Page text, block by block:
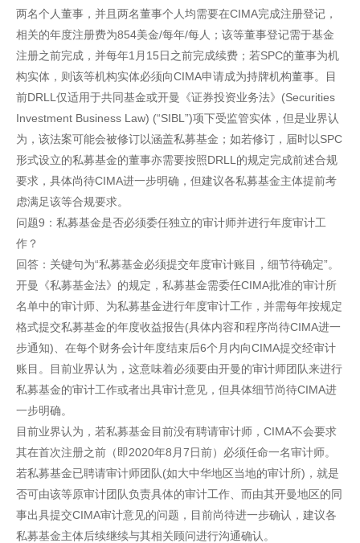
两名个人董事，并且两名董事个人均需要在CIMA完成注册登记，
相关的年度注册费为854美金/每年/每人；该等董事登记需于基金
注册之前完成，并每年1月15日之前完成续费；若SPC的董事为机
构实体，则该等机构实体必须向CIMA申请成为持牌机构董事。目
前DRLL仅适用于共同基金或开曼《证券投资业务法》(Securities
Investment Business Law) (“SIBL”)项下受监管实体，但是业界认
为，该法案可能会被修订以涵盖私募基金；如若修订，届时以SPC
形式设立的私募基金的董事亦需要按照DRLL的规定完成前述合规
要求，具体尚待CIMA进一步明确，但建议各私募基金主体提前考
虑满足该等合规要求。
问题9：私募基金是否必须委任独立的审计师并进行年度审计工
作？
回答：关键句为“私募基金必须提交年度审计账目，细节待确定”。
开曼《私募基金法》的规定，私募基金需委任CIMA批准的审计所
名单中的审计师、为私募基金进行年度审计工作，并需每年按规定
格式提交私募基金的年度收益报告(具体内容和程序尚待CIMA进一
步通知)、在每个财务会计年度结束后6个月内向CIMA提交经审计
账目。目前业界认为，这意味着必须要由开曼的审计师团队来进行
私募基金的审计工作或者出具审计意见，但具体细节尚待CIMA进
一步明确。
目前业界认为，若私募基金目前没有聘请审计师，CIMA不会要求
其在首次注册之前（即2020年8月7日前）必须任命一名审计师。
若私募基金已聘请审计师团队(如大中华地区当地的审计所)，就是
否可由该等原审计团队负责具体的审计工作、而由其开曼地区的同
事出具提交CIMA审计意见的问题，目前尚待进一步确认，建议各
私募基金主体后续继续与其相关顾问进行沟通确认。